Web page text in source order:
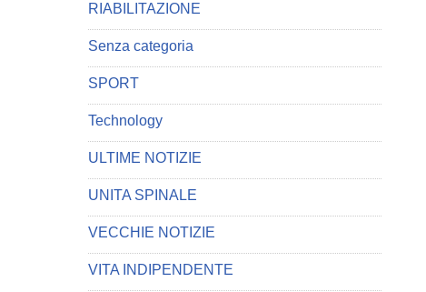
RIABILITAZIONE
Senza categoria
SPORT
Technology
ULTIME NOTIZIE
UNITA SPINALE
VECCHIE NOTIZIE
VITA INDIPENDENTE